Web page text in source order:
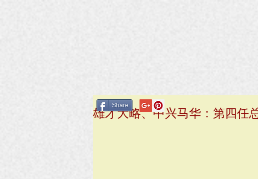
雄才大略、中兴马华：第四任
Share